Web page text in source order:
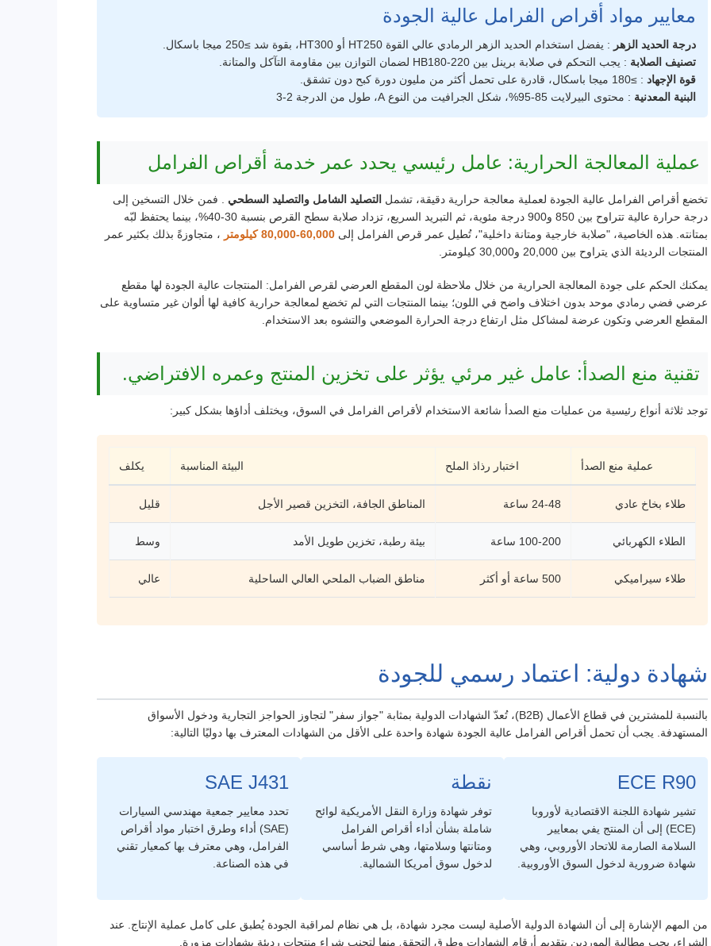
معايير مواد أقراص الفرامل عالية الجودة
درجة الحديد الزهر : يفضل استخدام الحديد الزهر الرمادي عالي القوة HT250 أو HT300، بقوة شد ≥250 ميجا باسكال.
تصنيف الصلابة : يجب التحكم في صلابة برينل بين HB180-220 لضمان التوازن بين مقاومة التآكل والمتانة.
قوة الإجهاد : ≥180 ميجا باسكال، قادرة على تحمل أكثر من مليون دورة كبح دون تشقق.
البنية المعدنية : محتوى البيرلايت 85-95%، شكل الجرافيت من النوع A، طول من الدرجة 2-3
عملية المعالجة الحرارية: عامل رئيسي يحدد عمر خدمة أقراص الفرامل
تخضع أقراص الفرامل عالية الجودة لعملية معالجة حرارية دقيقة، تشمل التصليد الشامل والتصليد السطحي . فمن خلال التسخين إلى
درجة حرارة عالية تتراوح بين 850 و900 درجة مئوية، ثم التبريد السريع، تزداد صلابة سطح القرص بنسبة 30-40%، بينما يحتفظ لبّه
بمتانته. هذه الخاصية، "صلابة خارجية ومتانة داخلية"، تُطيل عمر قرص الفرامل إلى 60,000-80,000 كيلومتر
، متجاوزةً بذلك بكثير عمر
المنتجات الرديئة الذي يتراوح بين 20,000 و30,000 كيلومتر.
يمكنك الحكم على جودة المعالجة الحرارية من خلال ملاحظة لون المقطع العرضي لقرص الفرامل: المنتجات عالية الجودة لها مقطع
عرضي فضي رمادي موحد بدون اختلاف واضح في اللون؛ بينما المنتجات التي لم تخضع لمعالجة حرارية كافية لها ألوان غير متساوية على
المقطع العرضي وتكون عرضة لمشاكل مثل ارتفاع درجة الحرارة الموضعي والتشوه بعد الاستخدام.
تقنية منع الصدأ: عامل غير مرئي يؤثر على تخزين المنتج وعمره الافتراضي.
توجد ثلاثة أنواع رئيسية من عمليات منع الصدأ شائعة الاستخدام لأقراص الفرامل في السوق، ويختلف أداؤها بشكل كبير:
عملية منع الصدأ اختبار رذاذ الملح البيئة المناسبة يكلف
طلاء بخاخ عادي 24-48 ساعة المناطق الجافة، التخزين قصير الأجل قليل
الطلاء الكهربائي 100-200 ساعة بيئة رطبة، تخزين طويل الأمد وسط
طلاء سيراميكي 500 ساعة أو أكثر مناطق الضباب الملحي العالي الساحلية عالي
شهادة دولية: اعتماد رسمي للجودة
بالنسبة للمشترين في قطاع الأعمال (B2B)، تُعدّ الشهادات الدولية بمثابة "جواز سفر" لتجاوز الحواجز التجارية ودخول الأسواق
المستهدفة. يجب أن تحمل أقراص الفرامل عالية الجودة شهادة واحدة على الأقل من الشهادات المعترف بها دوليًا التالية:
ECE R90
تشير شهادة اللجنة الاقتصادية لأوروبا
(ECE) إلى أن المنتج يفي بمعايير
السلامة الصارمة للاتحاد الأوروبي، وهي
شهادة ضرورية لدخول السوق الأوروبية.
نقطة
توفر شهادة وزارة النقل الأمريكية لوائح
شاملة بشأن أداء أقراص الفرامل
ومتانتها وسلامتها، وهي شرط أساسي
لدخول سوق أمريكا الشمالية.
SAE J431
تحدد معايير جمعية مهندسي السيارات
(SAE) أداء وطرق اختبار مواد أقراص
الفرامل، وهي معترف بها كمعيار تقني
في هذه الصناعة.
من المهم الإشارة إلى أن الشهادة الدولية الأصلية ليست مجرد شهادة، بل هي نظام لمراقبة الجودة يُطبق على كامل عملية الإنتاج. عند
الشراء، يجب مطالبة الموردين بتقديم أرقام الشهادات وطرق التحقق منها لتجنب شراء منتجات رديئة بشهادات مزورة.